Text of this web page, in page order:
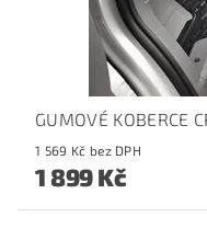
GUMOVÉ KOBERCE
1 569 Kč bez DPH
1 899 Kč